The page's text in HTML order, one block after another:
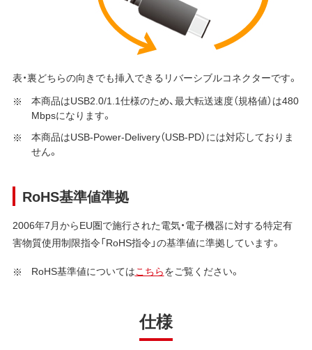
表・裏どちらの向きでも挿入できるリバーシブルコネクターです。
本商品はUSB2.0/1.1仕様のため、最大転送速度（規格値）は480
Mbpsになります。
本商品はUSB-Power-Delivery（USB-PD）には対応しておりま
せん。
RoHS基準値準拠
2006年7月からEU圏で施行された電気・電子機器に対する特定有
害物質使用制限指令「RoHS指令」の基準値に準拠しています。
RoHS基準値についてはこちらをご覧ください。
仕様